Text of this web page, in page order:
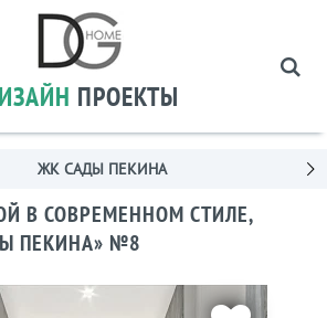
ПРОЕКТЫ
ЖК САДЫ ПЕКИНА
В СОВРЕМЕННОМ СТИЛЕ,
ПЕКИНА» №8